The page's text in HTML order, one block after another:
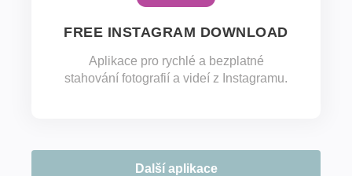
FREE INSTAGRAM DOWNLOAD
Aplikace pro rychlé a bezplatné
stahování fotografií a videí z Instagramu.
Další aplikace